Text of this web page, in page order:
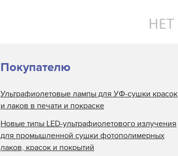
Anderson America для УФ
Кварцевые пластины
Кварцевые пластины CET
Color для УФ блоков
Покупателю
Ультрафиолетовые лампы для УФ-сушки красок
и лаков в печати и покраске
Новые типы LED-ультрафиолетового излучения
для промышленной сушки фотополимерных
лаков, красок и покрытий